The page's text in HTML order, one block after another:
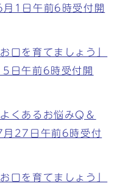
1日午前6時受付開
口を育てましょう」
日午前6時受付開
くあるお悩みQ＆
月27日午前6時受付
口を育てましょう」